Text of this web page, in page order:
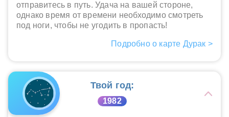
отправитесь в путь. Удача на вашей стороне,
однако время от времени необходимо смотреть
под ноги, чтобы не угодить в пропасть!
Подробно о карте Дурак >
Твой год:
1982